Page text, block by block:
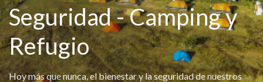
Seguridad - Camping y
Refugio
Hoy más que nunca, el bienestar y la seguridad de nuestros